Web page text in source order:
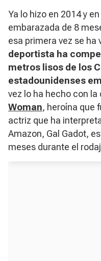
Ya lo hizo en 2014 y
embarazada de 8
esa primera vez se ha
deportista ha
metros lisos de los
estadounidenses
vez lo ha hecho con
Woman, heroína que
actriz que ha
Amazon, Gal Gadot,
meses durante el